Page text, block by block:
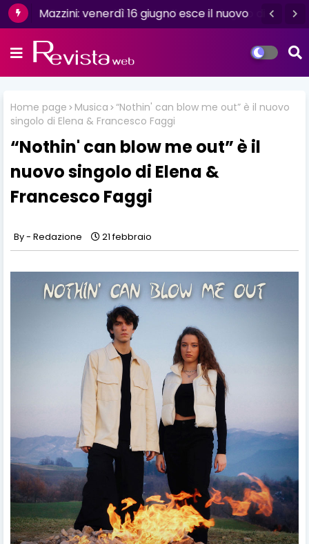
Mazzini: venerdì 16 giugno esce il nuovo
Home page Musica “Nothin' can blow me out” è il nuovo
singolo di Elena & Francesco Faggi
“Nothin' can blow me out” è il
nuovo singolo di Elena &
Francesco Faggi
Redazione 21 febbraio